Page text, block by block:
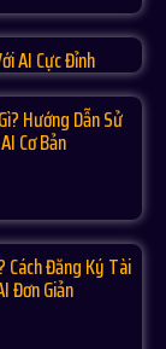
AI Cực Đỉnh
Hướng Dẫn Sử
Cơ Bản
Cách Đăng Ký Tài
Đơn Giản